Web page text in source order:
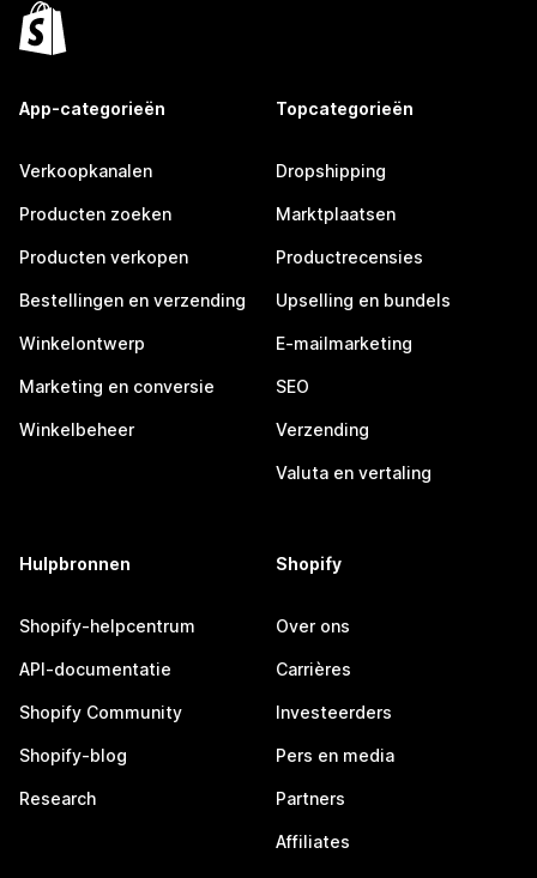
App-categorieën
Verkoopkanalen
Producten zoeken
Producten verkopen
Bestellingen en verzending
Winkelontwerp
Marketing en conversie
Winkelbeheer
Topcategorieën
Dropshipping
Marktplaatsen
Productrecensies
Upselling en bundels
E-mailmarketing
SEO
Verzending
Valuta en vertaling
Hulpbronnen
Shopify-helpcentrum
API-documentatie
Shopify Community
Shopify-blog
Research
Shopify
Over ons
Carrières
Investeerders
Pers en media
Partners
Affiliates